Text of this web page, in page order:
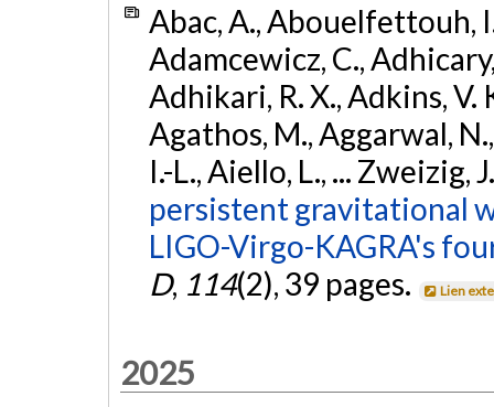
Abac, A., Abouelfettouh,
Adamcewicz, C.,
Adhikari, R. X., Adkins, V.
Agathos, M., Aggarwal,
I.-L., Aiello, L., ... Zweizig,
persistent gravitational
LIGO-Virgo-KAGRA's
D, 114(2), 39 pages. Lien
2025